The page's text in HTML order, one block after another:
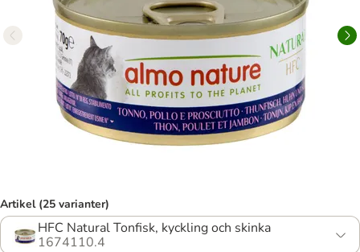
Artikel (25 varianter)
HFC Natural Tonfisk, kyckling och skinka
1674110.4